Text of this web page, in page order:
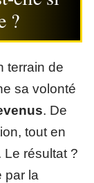
?
terrain de
sa volonté
. De
tout en
Le résultat ?
par la